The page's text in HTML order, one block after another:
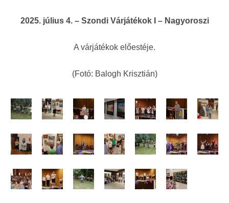
2025. július 4. – Szondi Várjátékok I – Nagyoroszi
A várjátékok előestéje.
(Fotó: Balogh Krisztián)